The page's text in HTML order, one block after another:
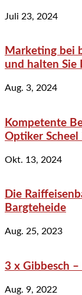
Juli 23, 2024
Marketing bei
und halten Sie
Aug. 3, 2024
Kompetente
Optiker
Okt. 13, 2024
Die
Bargteheide
Aug. 25, 2023
3 x Gibbesch –
Aug. 9, 2022